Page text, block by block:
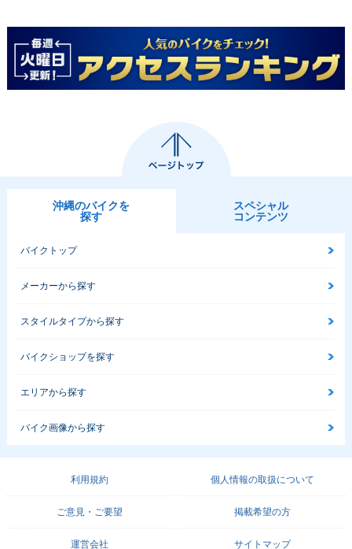
沖縄のバイクを
探す
スペシャル
コンテンツ
バイクトップ
メーカーから探す
スタイルタイプから探す
バイクショップを探す
エリアから探す
バイク画像から探す
利用規約 個人情報の取扱について
ご意見・ご要望 掲載希望の方
運営会社 サイトマップ